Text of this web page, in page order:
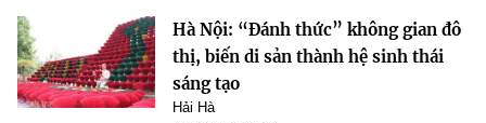
Hà Nội: “Đánh thức” không gian đô
thị, biến di sản thành hệ sinh thái
sáng tạo
Hải Hà